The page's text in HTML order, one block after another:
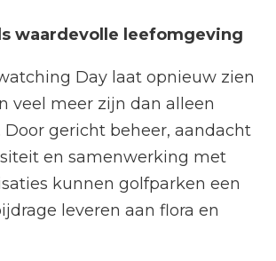
waardevolle leefomgeving
Day laat opnieuw zien
veel meer zijn dan alleen
Door gericht beheer, aandacht
en samenwerking met
kunnen golfparken een
leveren aan flora en